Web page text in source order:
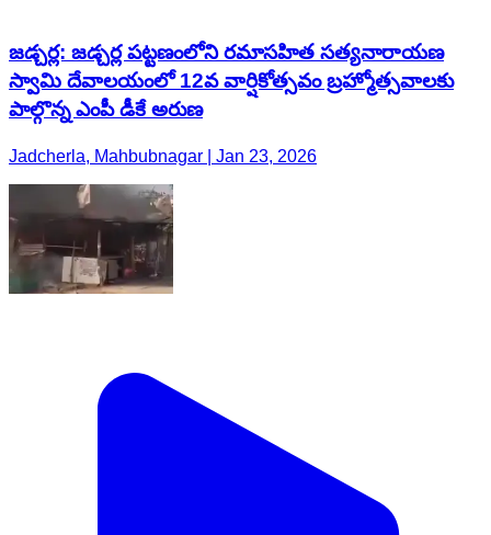
జడ్చర్ల: జడ్చర్ల పట్టణంలోని రమాసహిత సత్యనారాయణ
స్వామి దేవాలయంలో 12వ వార్షికోత్సవం బ్రహ్మోత్సవాలకు
పాల్గొన్న ఎంపీ డీకే అరుణ
Jadcherla, Mahbubnagar | Jan 23, 2026